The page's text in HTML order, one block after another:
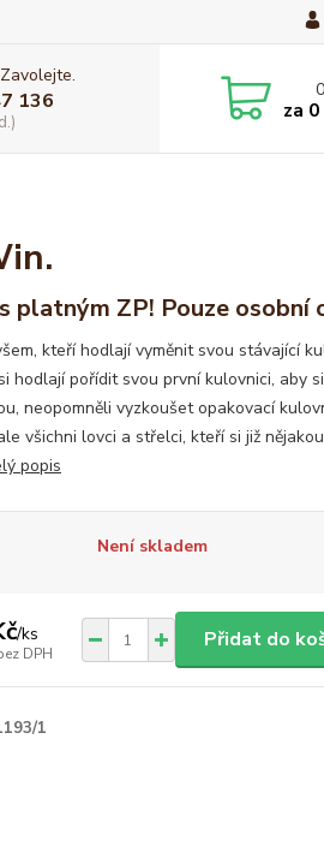
136 za
platným ZP! Pouze osobní
kteří hodlají vyměnit svou stávající
hodlají pořídit svou první kulovnici, aby
neopomněli vyzkoušet opakovací
všichni lovci a střelci, kteří si již
popis
Není skladem
/ks
DPH
Přidat do
1